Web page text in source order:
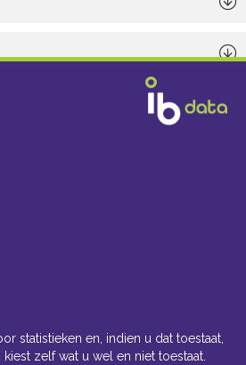
statistieken en, indien u dat toestaat,
zelf wat u wel en niet toestaat.